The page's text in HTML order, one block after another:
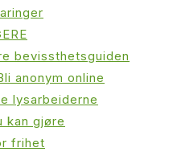
bevissthetsguiden
anonym online
lysarbeiderne
kan gjøre
frihet